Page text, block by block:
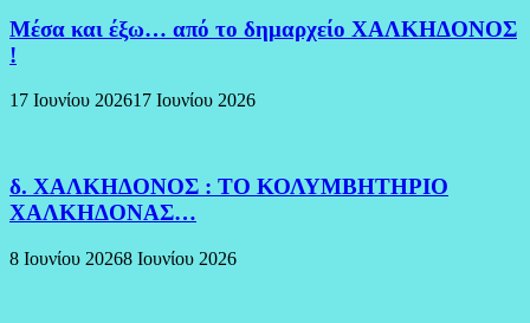
Μέσα και έξω… από το δημαρχείο ΧΑΛΚΗΔΟΝΟΣ
!
17 Ιουνίου 202617 Ιουνίου 2026
δ. ΧΑΛΚΗΔΟΝΟΣ : ΤΟ ΚΟΛΥΜΒΗΤΗΡΙΟ
ΧΑΛΚΗΔΟΝΑΣ…
8 Ιουνίου 20268 Ιουνίου 2026